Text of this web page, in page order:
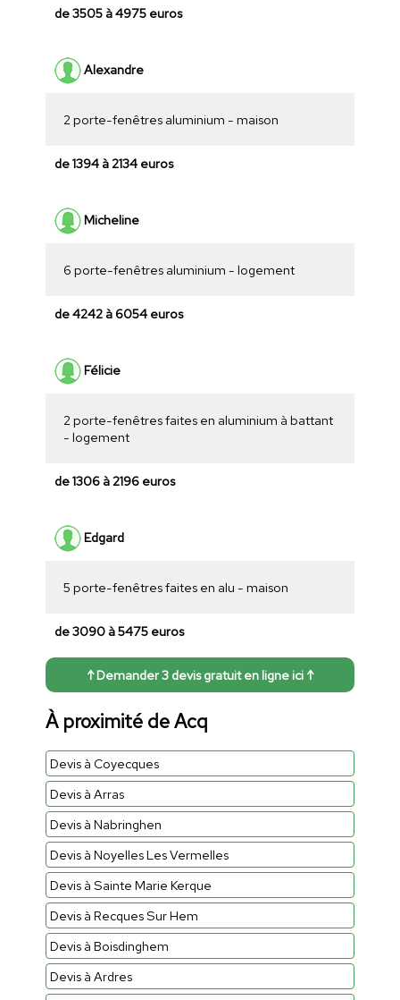
de 3505 à 4975 euros
Alexandre
2 porte-fenêtres aluminium - maison
de 1394 à 2134 euros
Micheline
6 porte-fenêtres aluminium - logement
de 4242 à 6054 euros
Félicie
2 porte-fenêtres faites en aluminium à battant
- logement
de 1306 à 2196 euros
Edgard
5 porte-fenêtres faites en alu - maison
de 3090 à 5475 euros
↑ Demander 3 devis gratuit en ligne ici ↑
À proximité de Acq
Devis à Coyecques
Devis à Arras
Devis à Nabringhen
Devis à Noyelles Les Vermelles
Devis à Sainte Marie Kerque
Devis à Recques Sur Hem
Devis à Boisdinghem
Devis à Ardres